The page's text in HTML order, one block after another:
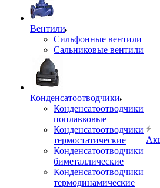
Вентили
Сильфонные вентили
Сальниковые вентили
Конденсатоотводчики
Конденсатоотводчики
поплавковые
Конденсатоотводчики
термостатические
Конденсатоотводчики
биметаллические
Конденсатоотводчики
термодинамические